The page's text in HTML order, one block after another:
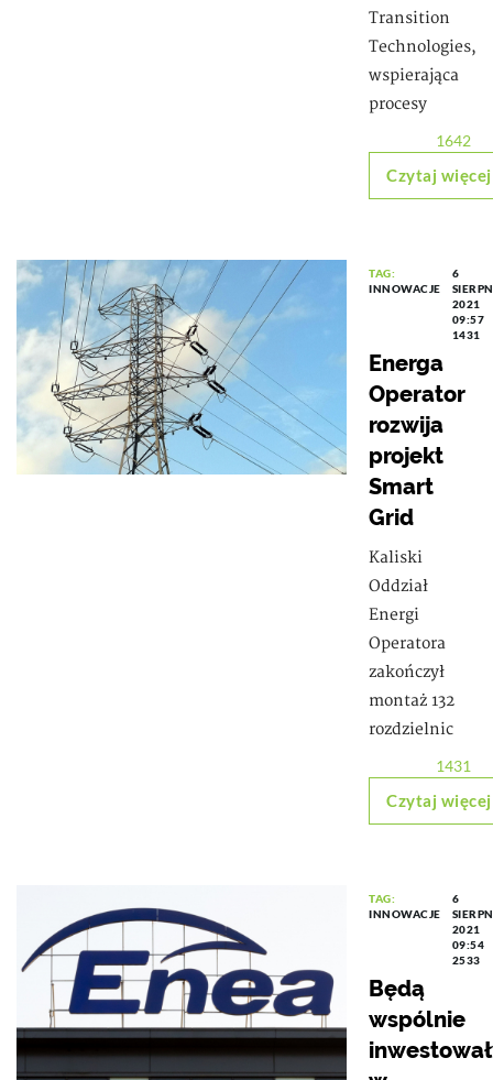
Transition
Technologies,
wspierająca
procesy
1642
Czytaj więcej
TAG:
INNOWACJE
6
2021
09:57
1431
Energa
Operator
rozwija
projekt
Smart
Grid
Kaliski
Oddział
Energi
Operatora
zakończył
montaż 132
rozdzielnic
1431
Czytaj więcej
TAG:
INNOWACJE
6
2021
09:54
2533
Będą
wspólnie